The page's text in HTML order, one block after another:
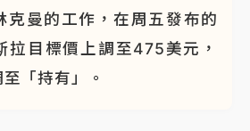
克曼的工作，在周五發布的
拉目標價上調至475美元，
「持有」。